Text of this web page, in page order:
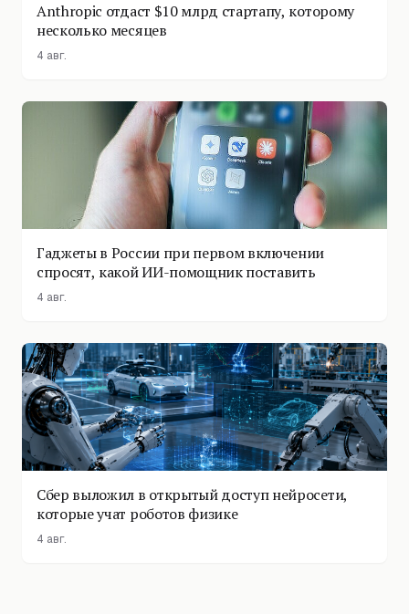
Anthropic отдаст $10 млрд стартапу, которому
несколько месяцев
4 авг.
Гаджеты в России при первом включении
спросят, какой ИИ-помощник поставить
4 авг.
Сбер выложил в открытый доступ нейросети,
которые учат роботов физике
4 авг.